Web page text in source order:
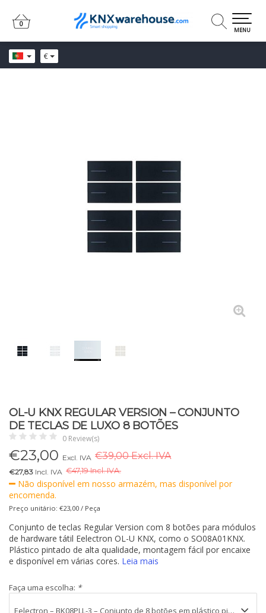
€
0
0
MENU
OL-U KNX REGULAR VERSION – CONJUNTO
DE TECLAS DE LUXO 8 BOTÕES
0 Review(s)
€23,00 Excl. IVA €39,00 Excl. IVA
€27,83 Incl. IVA €47,19 Incl. IVA.
Não disponível em nosso armazém, mas disponível por
encomenda.
Preço unitário: €23,00 / Peça
Conjunto de teclas Regular Version com 8 botões para módulos
de hardware tátil Eelectron OL-U KNX, como o SO08A01KNX.
Plástico pintado de alta qualidade, montagem fácil por encaixe
e disponível em várias cores. Leia mais
Faça uma escolha: *